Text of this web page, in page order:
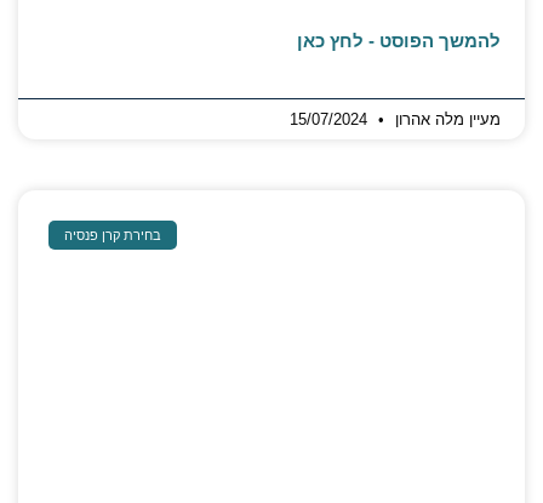
להמשך הפוסט - לחץ כאן
מעיין מלה אהרון
בחירת קרן פנסיה